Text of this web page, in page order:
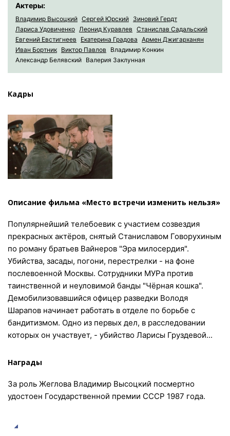
Актеры:
Владимир Высоцкий Сергей Юрский Зиновий Гердт
Лариса Удовиченко Леонид Куравлев Станислав Садальский
Евгений Евстигнеев
Екатерина Градова Армен Джигарханян
Иван Бортник Виктор Павлов
Владимир Конкин
Александр Белявский Валерия Заклунная
Кадры
Описание фильма «Место встречи изменить нельзя»
Популярнейший телебоевик с участием созвездия
прекрасных актёров, снятый Станиславом Говорухиным
по роману братьев Вайнеров "Эра милосердия".
Убийства, засады, погони, перестрелки - на фоне
послевоенной Москвы. Сотрудники МУРа против
таинственной и неуловимой банды "Чёрная кошка".
Демобилизовавшийся офицер разведки Володя
Шарапов начинает работать в отделе по борьбе с
бандитизмом. Одно из первых дел, в расследовании
которых он участвует, - убийство Ларисы Груздевой...
Награды
За роль Жеглова Владимир Высоцкий посмертно
удостоен Государственной премии СССР 1987 года.